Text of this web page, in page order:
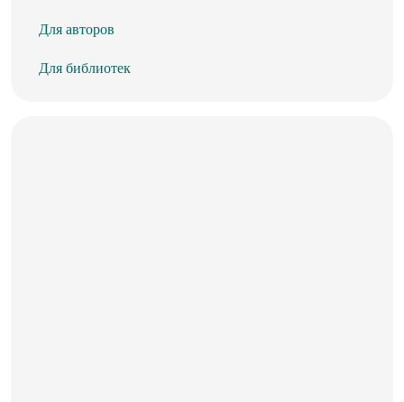
Для авторов
Для библиотек